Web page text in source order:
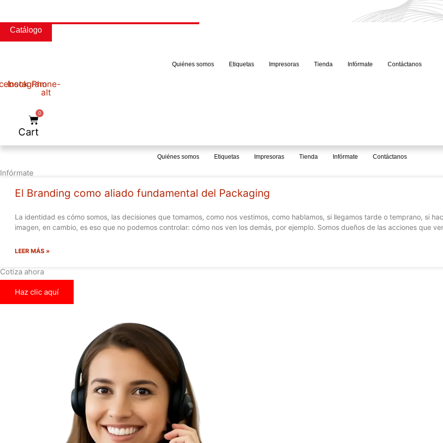
contenido
Catálogo
Quiénes somos Etiquetas Impresoras Tienda Infórmate Contáctanos
InstagramPhone-
alt
0
Cart
Quiénes somos Etiquetas Impresoras Tienda Infórmate Contáctanos
Infórmate
El Branding como aliado fundamental del Packaging
La identidad es cómo somos, las decisiones que tomamos, como nos vestimos, como hablamos, si llegamos tarde o temprano, si
imagen, en cambio, es eso que no podemos controlar: cómo nos ven los demás, por ejemplo. Somos dueños de las acciones que
LEER MÁS »
Cotiza ahora
Haz clic aquí